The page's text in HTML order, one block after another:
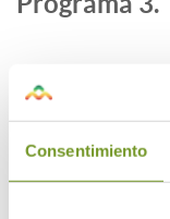
Consentimiento
No implica
plazo.